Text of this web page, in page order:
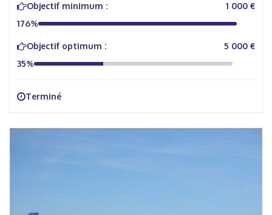
Objectif minimum :
1 000 €
176%
Objectif optimum :
5 000 €
35%
Terminé